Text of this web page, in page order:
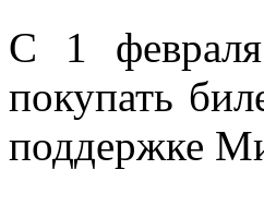
С 1 февраля
покупать
поддержке